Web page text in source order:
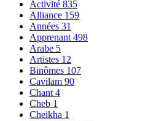
Activité 835
Alliance 159
Années 31
Apprenant 498
Arabe 5
Artistes 12
Binômes 107
Cavilam 90
Chant 4
Cheb 1
Cheikha 1